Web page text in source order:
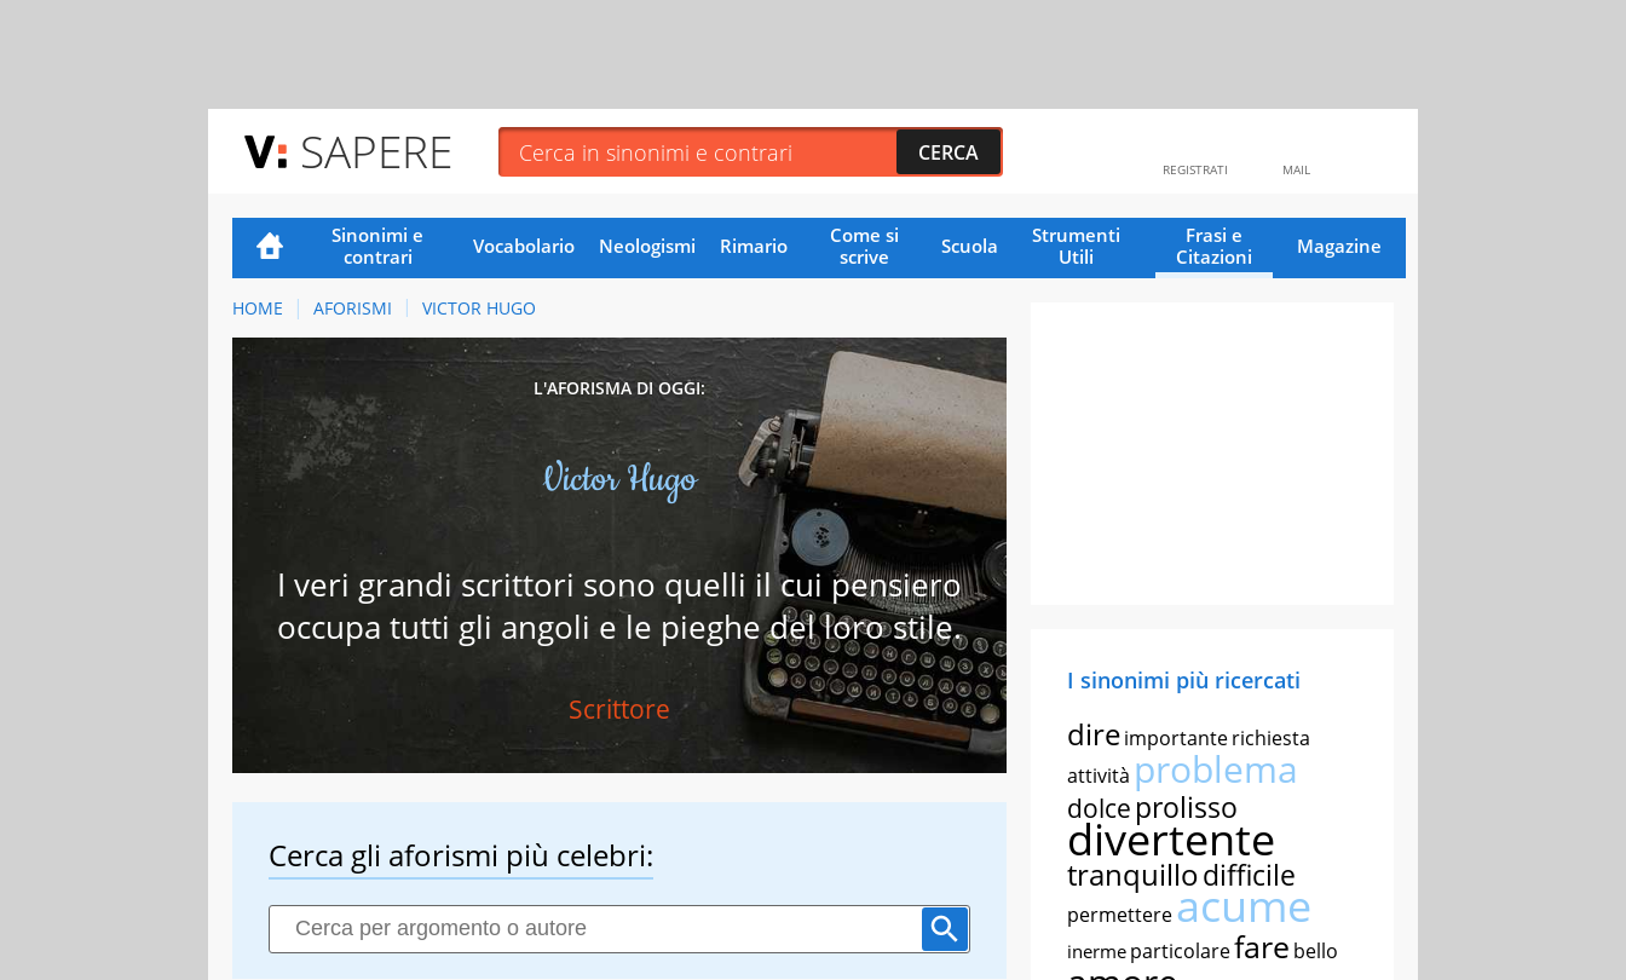
SAPERE MAIL
REGISTRATI
Sinonimi e
contrari
Vocabolario Neologismi Rimario
Come si
scrive
Scuola
Strumenti
Utili
Frasi e
Citazioni
Magazine
HOME AFORISMI VICTOR HUGO
L'AFORISMA DI OGGI:
Victor Hugo
I veri grandi scrittori sono quelli il cui pensiero
occupa tutti gli angoli e le pieghe del loro stile.
Scrittore
Cerca gli aforismi più celebri:
I sinonimi più ricercati
direimportanterichiesta
attività problema
dolce prolisso
divertente
tranquillodifficile
permettereacume
inerme particolarefare bello